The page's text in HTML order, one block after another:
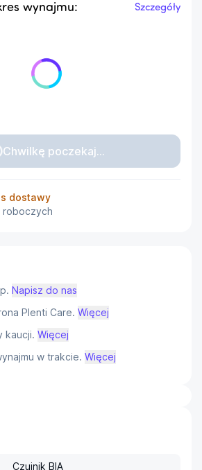
wynajmu: Szczegóły
Chwilkę poczekaj...
dostawy
roboczych
Napisz do nas
Plenti Care. Więcej
kaucji. Więcej
w trakcie. Więcej
Czujnik BIA